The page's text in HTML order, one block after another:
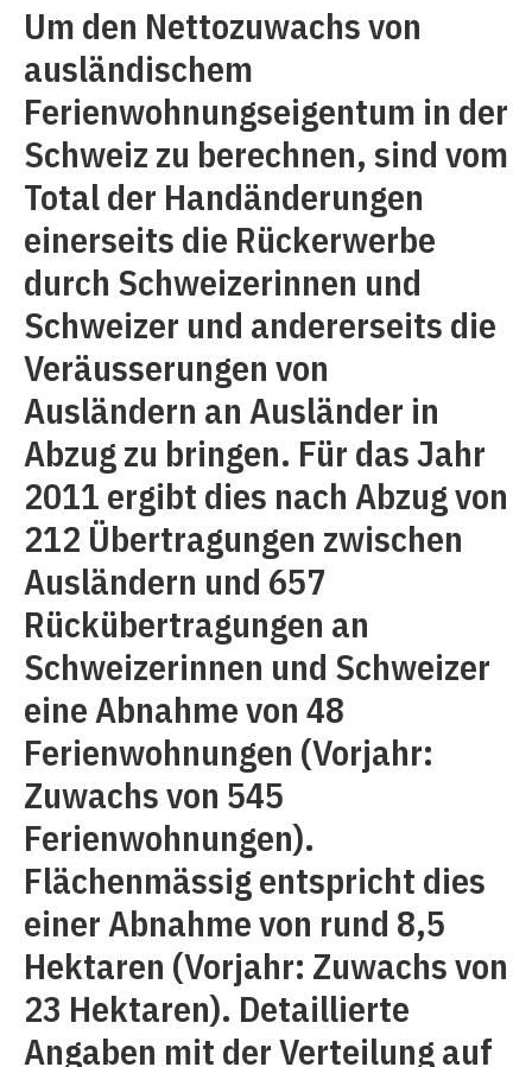
Um den Nettozuwachs von
ausländischem
Ferienwohnungseigentum in der
Schweiz zu berechnen, sind vom
Total der Handänderungen
einerseits die Rückerwerbe
durch Schweizerinnen und
Schweizer und andererseits die
Veräusserungen von
Ausländern an Ausländer in
Abzug zu bringen. Für das Jahr
2011 ergibt dies nach Abzug von
212 Übertragungen zwischen
Ausländern und 657
Rückübertragungen an
Schweizerinnen und Schweizer
eine Abnahme von 48
Ferienwohnungen (Vorjahr:
Zuwachs von 545
Ferienwohnungen).
Flächenmässig entspricht dies
einer Abnahme von rund 8,5
Hektaren (Vorjahr: Zuwachs von
23 Hektaren). Detaillierte
Angaben mit der Verteilung auf